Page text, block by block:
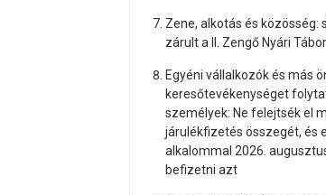
Zene, alkotás és közösség:
zárult a II. Zengő Nyári Tábor
Egyéni vállalkozók és más
keresőtevékenységet
személyek: Ne felejtsék el
járulékfizetés összegét, és
alkalommal 2026.
befizetni azt